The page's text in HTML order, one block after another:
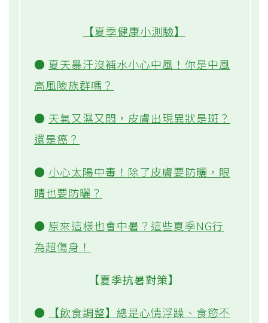
【夏季健康小測驗】
● 夏天暴汗沒補水小心中風！你是中風
高風險族群嗎？
● 天氣又濕又悶，皮膚出現異狀是斑？
還是癌？
● 小心太陽中毒！除了皮膚要防曬，眼
睛也要防曬？
● 原來這樣也會中暑？這些夏季NG行
為超傷身！
【夏季抗暑對策】
●
【飲食調整】總是心情浮躁、食慾不